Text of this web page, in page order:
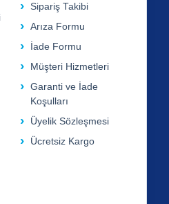
Sipariş Takibi
Arıza Formu
İade Formu
Müşteri Hizmetleri
Garanti ve İade
Koşulları
Üyelik Sözleşmesi
Ücretsiz Kargo